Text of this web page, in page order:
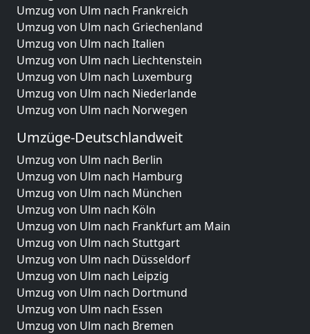
Umzug von Ulm nach Frankreich
Umzug von Ulm nach Griechenland
Umzug von Ulm nach Italien
Umzug von Ulm nach Liechtenstein
Umzug von Ulm nach Luxemburg
Umzug von Ulm nach Niederlande
Umzug von Ulm nach Norwegen
Umzüge-Deutschlandweit
Umzug von Ulm nach Berlin
Umzug von Ulm nach Hamburg
Umzug von Ulm nach München
Umzug von Ulm nach Köln
Umzug von Ulm nach Frankfurt am Main
Umzug von Ulm nach Stuttgart
Umzug von Ulm nach Düsseldorf
Umzug von Ulm nach Leipzig
Umzug von Ulm nach Dortmund
Umzug von Ulm nach Essen
Umzug von Ulm nach Bremen